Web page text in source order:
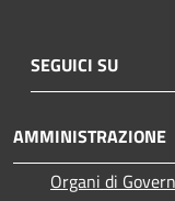
SEGUICI SU
AMMINISTRAZIONE
Organi di